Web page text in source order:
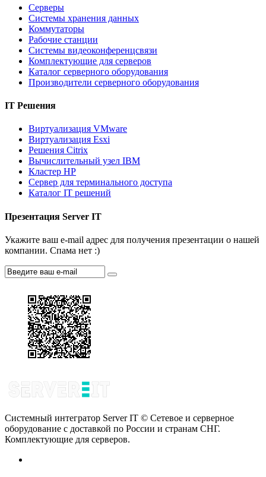
Серверы
Системы хранения данных
Коммутаторы
Рабочие станции
Системы видеоконференцсвязи
Комплектующие для серверов
Каталог серверного оборудования
Производители серверного оборудования
IT Решения
Виртуализация VMware
Виртуализация Esxi
Решения Citrix
Вычислительный узел IBM
Кластер HP
Сервер для терминального доступа
Каталог IT решений
Презентация Server IT
Укажите ваш e-mail адрес для получения презентации о нашей
компании. Спама нет :)
Системный интегратор Server IT © Сетевое и серверное
оборудование с доставкой по России и странам СНГ.
Комплектующие для серверов.